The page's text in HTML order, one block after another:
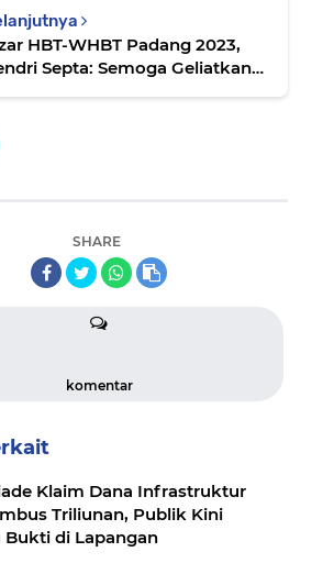
HBT-WHBT Padang 2023,
Septa: Semoga Geliatkan
SHARE
komentar
Klaim Dana Infrastruktur
Triliunan, Publik Kini
Bukti di Lapangan